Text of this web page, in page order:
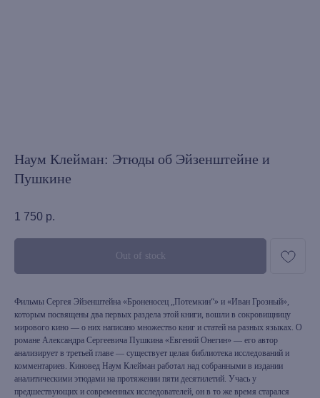
Наум Клейман: Этюды об Эйзенштейне и
Пушкине
1 750 р.
Out of stock
Фильмы Сергея Эйзенштейна «Броненосец „Потемкин“» и «Иван Грозный»,
которым посвящены два первых раздела этой книги, вошли в сокровищницу
мирового кино — о них написано множество книг и статей на разных языках. О
романе Александра Сергеевича Пушкина «Евгений Онегин» — его автор
анализирует в третьей главе — существует целая библиотека исследований и
комментариев. Киновед Наум Клейман работал над собранными в издании
аналитическими этюдами на протяжении пяти десятилетий. Учась у
предшествующих и современных исследователей, он в то же время старался